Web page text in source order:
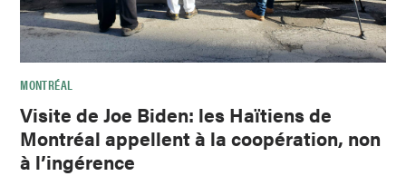
MONTRÉAL
Visite de Joe Biden: les Haïtiens de
Montréal appellent à la coopération, non
à l’ingérence